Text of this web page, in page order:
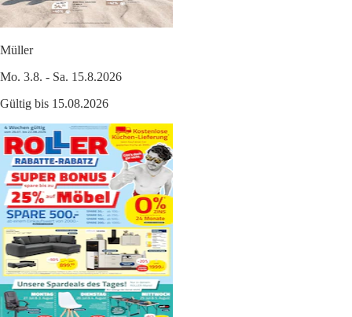
Müller
Mo. 3.8. - Sa. 15.8.2026
Gültig bis 15.08.2026